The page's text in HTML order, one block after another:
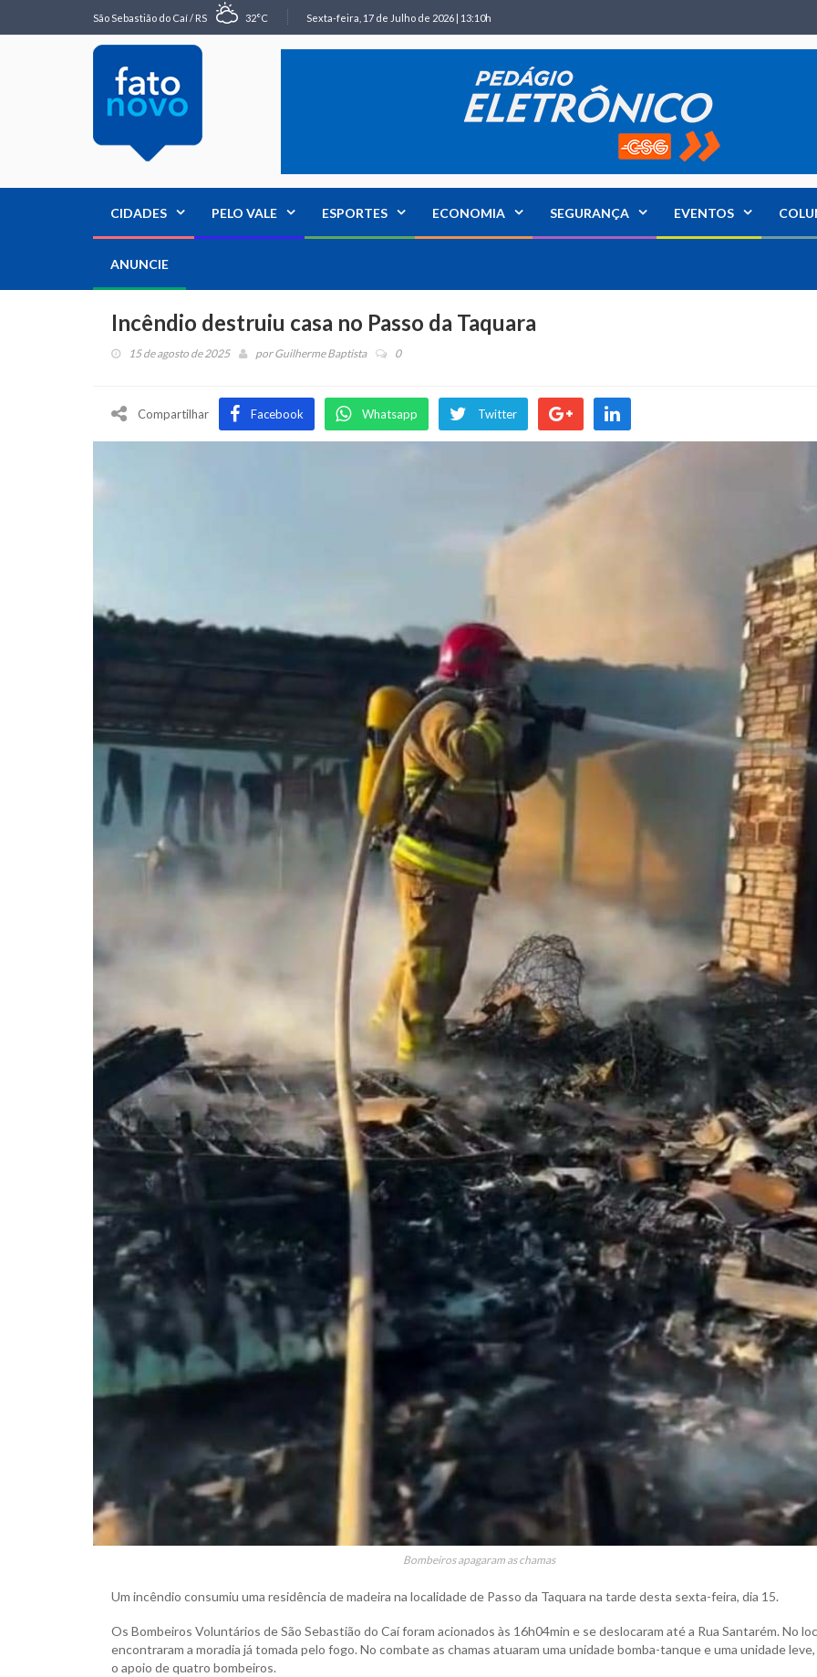
São Sebastião do Caí / RS 32°C Sexta-feira, 17 de Julho de 2026 | 13:10h
CIDADES PELO VALE ESPORTES ECONOMIA SEGURANÇA EVENTOS
ANUNCIE
Incêndio destruiu casa no Passo da Taquara
15 de agosto de 2025 porGuilherme Baptista 0
Compartilhar Facebook Whatsapp Twitter
Bombeiros apagaram as chamas
Um incêndio consumiu uma residência de madeira na localidade de Passo da Taquara na tarde desta sexta-feira, dia 15.
Os Bombeiros Voluntários de São Sebastião do Caí foram acionados às 16h04min e se deslocaram até a Rua Santarém. No
encontraram a moradia já tomada pelo fogo. No combate as chamas atuaram uma unidade bomba-tanque e uma unidade leve,
o apoio de quatro bombeiros.